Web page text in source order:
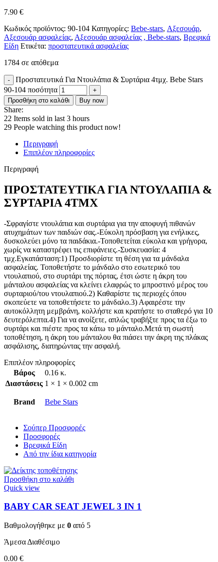
7.90 €
Κωδικός προϊόντος: 90-104 Κατηγορίες: Bebe-stars, Αξεσουάρ,
Αξεσουάρ ασφαλείας, Αξεσουάρ ασφαλείας , Bebe-stars, Βρεφικά
Είδη Ετικέτα: προστατευτικά ασφαλείας
1784 σε απόθεμα
Προστατευτικά Για Ντουλάπια & Συρτάρια 4τμχ. Bebe Stars
90-104 ποσότητα
Προσθήκη στο καλάθι Buy now
Share:
22 Items sold in last 3 hours
29 People watching this product now!
Περιγραφή
Επιπλέον πληροφορίες
Περιγραφή
ΠΡΟΣΤΑΤΕΥΤΙΚΑ ΓΙΑ ΝΤΟΥΛΑΠΙΑ &
ΣΥΡΤΑΡΙΑ 4ΤΜΧ
-Σφραγίστε ντουλάπια και συρτάρια για την αποφυγή πιθανών
ατυχημάτων των παιδιών σας.-Εύκολη πρόσβαση για ενήλικες,
δυσκολεύει μόνο τα παιδάκια.-Τοποθετείται εύκολα και γρήγορα,
χωρίς να καταστρέφει τις επιφάνειες.-Συσκευασία: 4
τμχ.Εγκατάσταση:1) Προσδιορίστε τη θέση για τα μάνδαλα
ασφαλείας. Τοποθετήστε το μάνδαλο στο εσωτερικό του
ντουλαπιού, στο συρτάρι της πόρτας, έτσι ώστε η άκρη του
μάνταλου ασφαλείας να κλείνει ελαφρώς το μπροστινό μέρος του
συρταριού/του ντουλαπιού.2) Καθαρίστε τις περιοχές όπου
σκοπεύετε να τοποθετήσετε το μάνδαλο.3) Αφαιρέστε την
αυτοκόλλητη μεμβράνη, κολλήστε και κρατήστε το σταθερό για 10
δευτερόλεπτα.4) Για να ανοίξετε, απλώς τραβήξτε προς τα έξω το
συρτάρι και πιέστε προς τα κάτω το μάνταλο.Μετά τη σωστή
τοποθέτηση, η άκρη του μάνταλου θα πιάσει την άκρη της πλάκας
ασφάλισης, διατηρώντας την ασφαλή.
Επιπλέον πληροφορίες
Βάρος
0.16 κ.
Διαστάσεις 1 × 1 × 0.002 cm
Brand Bebe Stars
Σούπερ Προσφορές
Προσφορές
Βρεφικά Είδη
Από την ίδια κατηγορία
Προσθήκη στο καλάθι
Quick view
BABY CAR SEAT JEWEL 3 ΙΝ 1
Βαθμολογήθηκε με 0 από 5
Άμεσα Διαθέσιμο
0.00 €